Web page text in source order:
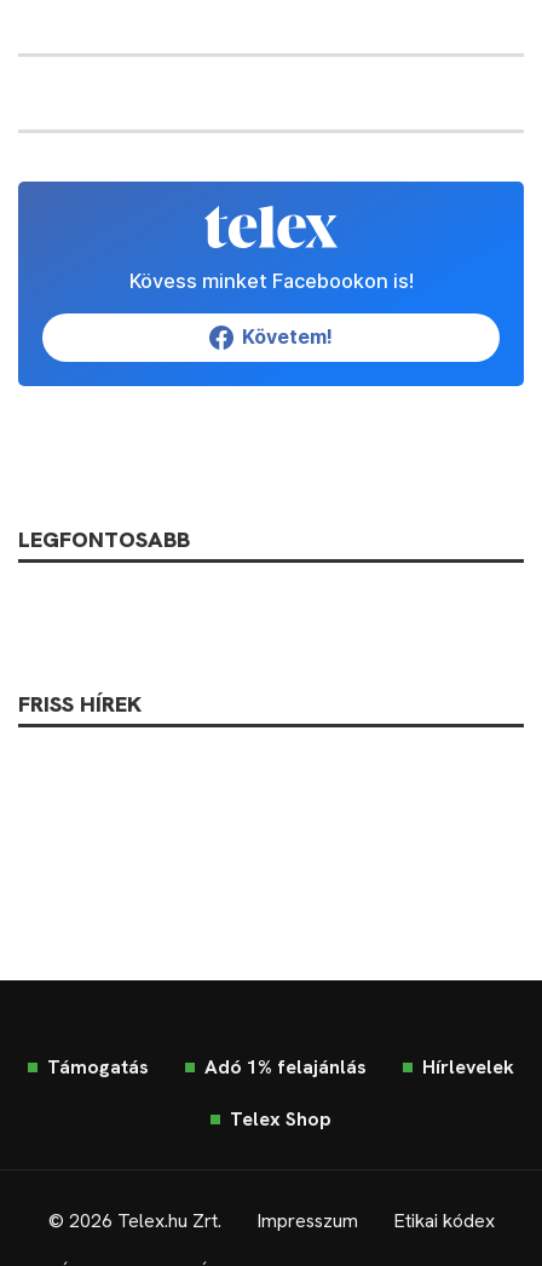
Kövess minket Facebookon is!
Követem!
LEGFONTOSABB
FRISS HÍREK
Támogatás Adó 1% felajánlás Hírlevelek
Telex Shop
© 2026 Telex.hu Zrt. Impresszum Etikai kódex